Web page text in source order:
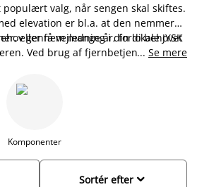
populært valg, når sengen skal skiftes.
elevation er bl.a. at den nemmere
gennem mange år, fordi behovet
Ved brug af fjernbetjening kan
og læse. Hos JYSK har vi altid
vi har elevationssenge i flere
for enhver pengepung. Vores
fra de velkendte mærker
Temprakon og Høie, som ikke går på
eller få vejledning i din lokale JYSK
... Se mere
Komponenter

Sortér efter